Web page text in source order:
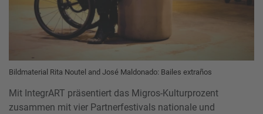
Bildmaterial Rita Noutel and José Maldonado: Bailes extraños
Mit IntegrART präsentiert das Migros-Kulturprozent
zusammen mit vier Partnerfestivals nationale und